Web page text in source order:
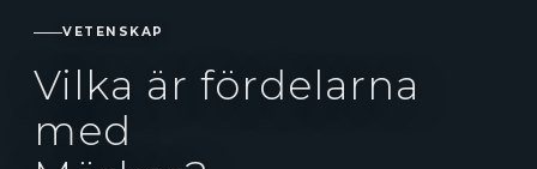
VETENSKAP
Vilka är fördelarna
med